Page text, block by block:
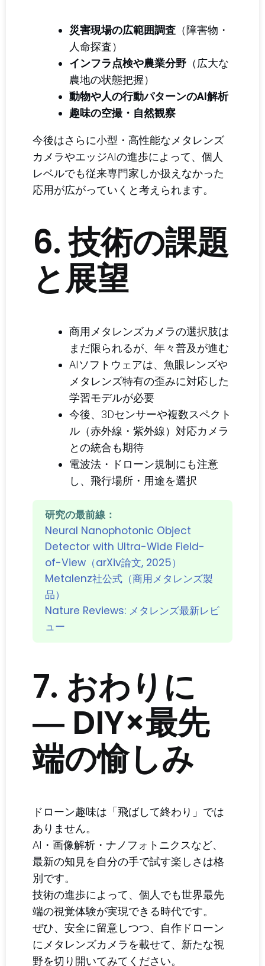
災害現場の広範囲調査（障害物・
人命探査）
インフラ点検や農業分野（広大な
農地の状態把握）
動物や人の行動パターンのAI解析
趣味の空撮・自然観察
今後はさらに小型・高性能なメタレンズ
カメラやエッジAIの進歩によって、個人
レベルでも従来専門家しか扱えなかった
応用が広がっていくと考えられます。
6. 技術の課題
と展望
商用メタレンズカメラの選択肢は
まだ限られるが、年々普及が進む
AIソフトウェアは、魚眼レンズや
メタレンズ特有の歪みに対応した
学習モデルが必要
今後、3Dセンサーや複数スペクト
ル（赤外線・紫外線）対応カメラ
との統合も期待
電波法・ドローン規制にも注意
し、飛行場所・用途を選択
研究の最前線：
Neural Nanophotonic Object
Detector with Ultra-Wide Field-
of-View（arXiv論文, 2025）
Metalenz社公式（商用メタレンズ製
品）
Nature Reviews: メタレンズ最新レビ
ュー
7. おわりに
― DIY×最先
端の愉しみ
ドローン趣味は「飛ばして終わり」では
ありません。
AI・画像解析・ナノフォトニクスなど、
最新の知見を自分の手で試す楽しさは格
別です。
技術の進歩によって、個人でも世界最先
端の視覚体験が実現できる時代です。
ぜひ、安全に留意しつつ、自作ドローン
にメタレンズカメラを載せて、新たな視
野を切り開いてみてください。